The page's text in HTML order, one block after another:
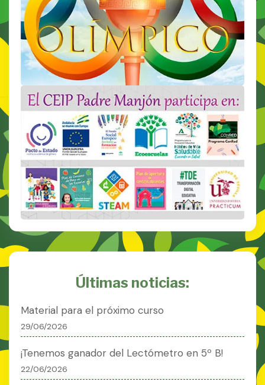
Últimas noticias:
Material para el próximo curso
29/06/2026
¡Tenemos ganador del Lectómetro en 5º B!
22/06/2026